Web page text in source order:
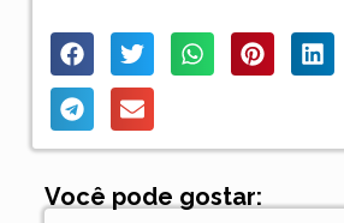
Você pode gostar: